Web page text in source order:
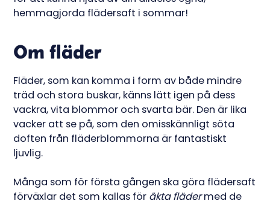
hemmagjorda flädersaft i sommar!
Om fläder
Fläder, som kan komma i form av både mindre
träd och stora buskar, känns lätt igen på dess
vackra, vita blommor och svarta bär. Den är lika
vacker att se på, som den omisskännligt söta
doften från fläderblommorna är fantastiskt
ljuvlig.
Många som för första gången ska göra flädersaft
förväxlar det som kallas för äkta flädermed de